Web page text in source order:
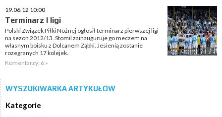
19.06.12 10:00
Terminarz I ligi
Polski Związek Piłki Nożnej ogłosił terminarz pierwszej ligi
na sezon 2012/13. Stomil zainauguruje go meczem na
własnym boisku z Dolcanem Ząbki. Jesienią zostanie
rozegranych 17 kolejek.
Komentarzy: 6 »
WYSZUKIWARKA ARTYKUŁÓW
Kategorie